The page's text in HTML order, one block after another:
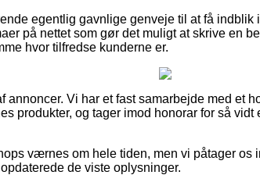
egentlig gavnlige genveje til at få indblik
på nettet som gør det muligt at skrive en
hvor tilfredse kunderne er.
annoncer. Vi har et fast samarbejde med et
produkter, og tager imod honorar for så
værnes om hele tiden, men vi påtager
de viste oplysninger.